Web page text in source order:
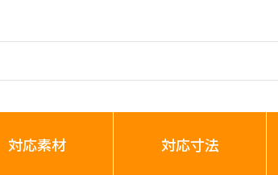
対応素材 対応寸法